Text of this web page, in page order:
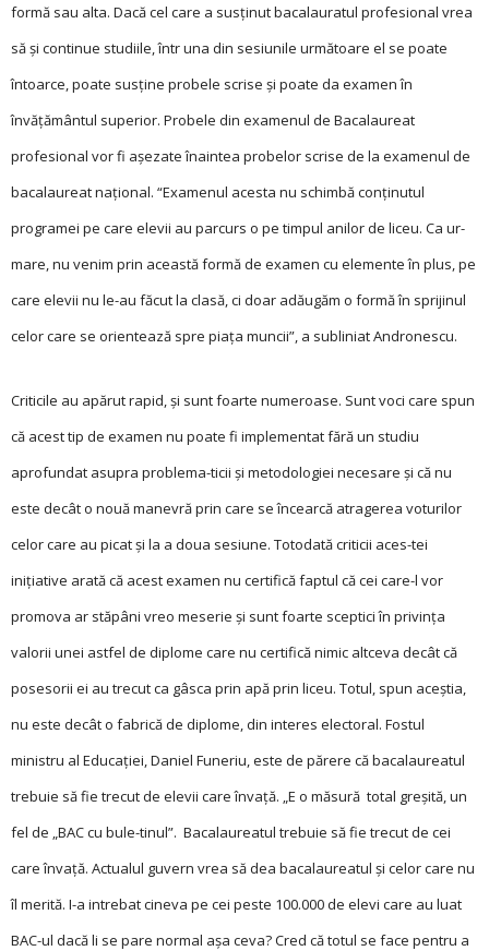
formă sau alta. Dacă cel care a susținut bacalauratul profesional vrea
să și continue studiile, în­tr una din sesiunile următoare el se poate
întoarce, poate susține probele scrise și poate da examen în
învățământul supe­rior. Probele din exa­menul de Bacalaureat
profesional vor fi aşezate înaintea probelor scrise de la examenul de
bacalaureat naţional. “Examenul acesta nu schimbă conţinutul
programei pe care elevii au parcurs o pe timpul anilor de liceu. Ca ur-
mare, nu venim prin această formă de examen cu elemente în plus, pe
care elevii nu le-au făcut la clasă, ci doar adăugăm o formă în sprijinul
celor care se orientează spre piaţa muncii”, a subliniat Andronescu.
Criticile au apărut rapid, și sunt foarte numeroase. Sunt voci care spun
că acest tip de examen nu poate fi implementat fără un studiu
aprofundat asupra problema-ticii și metodologiei necesare și că nu
este decât o nouă manevră prin care se încearcă atragerea voturilor
celor care au picat și la a doua sesiune. Totodată criticii aces-tei
inițiative arată că acest examen nu certifică faptul că cei care-l vor
promova ar stăpâni vreo meserie și sunt foarte sceptici în privința
valorii unei astfel de diplome care nu certifică nimic altceva decât că
posesorii ei au trecut ca gâsca prin apă prin liceu. Totul, spun aceștia,
nu este decât o fabrică de diplome, din interes electoral. Fostul
ministru al Educației, Daniel Funeriu, este de părere că bacalaureatul
trebuie să fie trecut de elevii care învaţă. „E o măsură total greşită, un
fel de „BAC cu bule-tinul”. Bacalaureatul trebuie să fie trecut de cei
care învaţă. Actua­lul guvern vrea să dea bacalaureatul şi celor care nu
îl merită. I-a intrebat cineva pe cei peste 100.000 de elevi care au luat
BAC-ul dacă li se pare normal aşa ceva? Cred că totul se face pentru a